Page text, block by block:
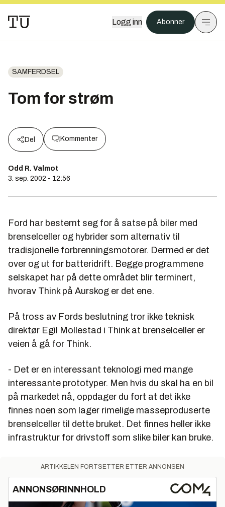
Logg inn Abonner
SAMFERDSEL
Tom for strøm
Del Kommenter
Odd R. Valmot
3. sep. 2002 - 12:56
Ford har bestemt seg for å satse på biler med
brenselceller og hybrider som alternativ til
tradisjonelle forbrenningsmotorer. Dermed er det
over og ut for batteridrift. Begge programmene
selskapet har på dette området blir terminert,
hvorav Think på Aurskog er det ene.
På tross av Fords beslutning tror ikke teknisk
direktør Egil Mollestad i Think at brenselceller er
veien å gå for Think.
- Det er en interessant teknologi med mange
interessante prototyper. Men hvis du skal ha en bil
på markedet nå, oppdager du fort at det ikke
finnes noen som lager rimelige masseproduserte
brenselceller til dette bruket. Det finnes heller ikke
infrastruktur for drivstoff som slike biler kan bruke.
ARTIKKELEN FORTSETTER ETTER ANNONSEN
ANNONSØRINNHOLD